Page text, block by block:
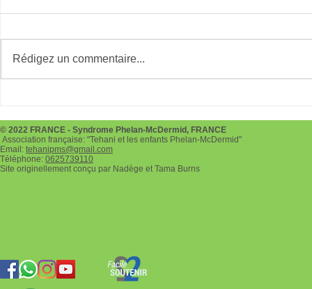
Rédigez un commentaire...
© 2022 FRANCE - Syndrome Phelan-McDermid, FRANCE
Association française: "Tehani et les enfants Phelan-McDermid"
Email: tehanipms@gmail.com
Téléphone: 0625739110
Site originellement conçu par Nadège et Tama Burns